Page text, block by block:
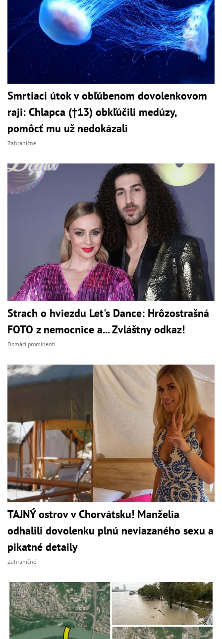
Smrtiaci útok v obľúbenom dovolenkovom
raji: Chlapca (†13) obkľúčili medúzy,
pomôcť mu už nedokázali
Zahraničné
Strach o hviezdu Let's Dance: Hrôzostrašná
FOTO z nemocnice a... Zvláštny odkaz!
Domáci prominenti
TAJNÝ ostrov v Chorvátsku! Manželia
odhalili dovolenku plnú neviazaného sexu a
pikatné detaily
Zahraničné